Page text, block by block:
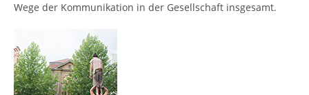
Wege der Kommunikation in der Gesellschaft insgesamt.